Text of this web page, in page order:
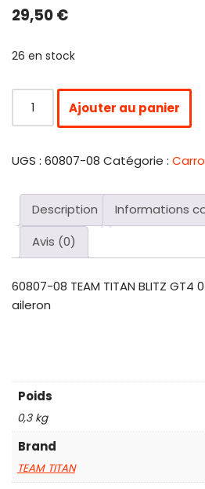
29,50€
26 en stock
Ajouter au panier
UGS : 60807-08 Catégorie :
Description
Informations
Avis (0)
60807-08 TEAM TITAN BLITZ
aileron
Poids
0,3 kg
Brand
TEAM TITAN